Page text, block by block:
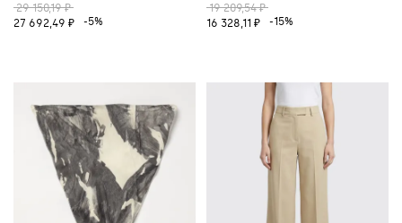
29 150,19 ₽
27 692,49 ₽
-5%
19 209,54 ₽
16 328,11 ₽
-15%